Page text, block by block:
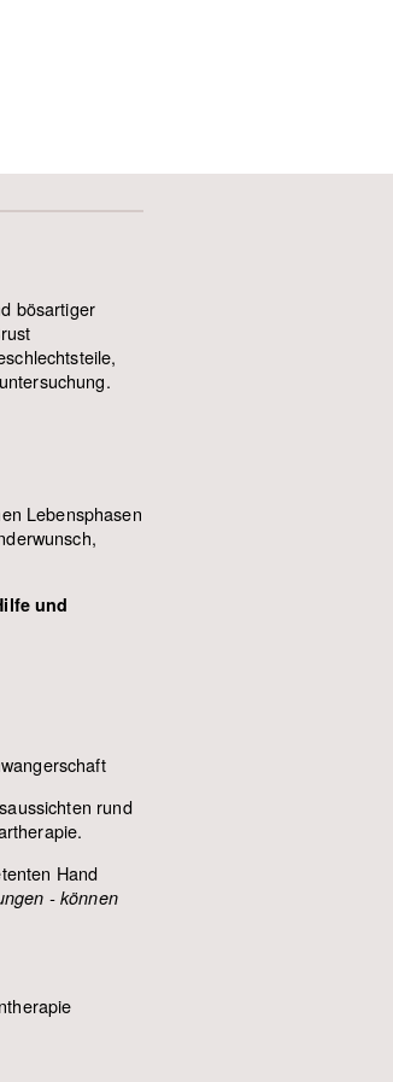
bösartiger
Lebensphasen
und
rund
Hand
- können